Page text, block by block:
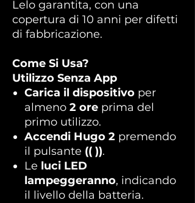
Lelo garantita, con una
copertura di 10 anni per difetti
di fabbricazione.
Come Si Usa?
Utilizzo Senza App
Carica il dispositivo per
almeno 2 ore prima del
primo utilizzo.
Accendi Hugo 2 premendo
il pulsante (( )).
Le luci LED
lampeggeranno, indicando
il livello della batteria.